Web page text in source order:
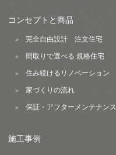
コンセプトと商品
完全自由設計 注文住宅
間取りで選べる 規格住宅
住み続けるリノベーション
家づくりの流れ
保証・アフターメンテナンス
施工事例